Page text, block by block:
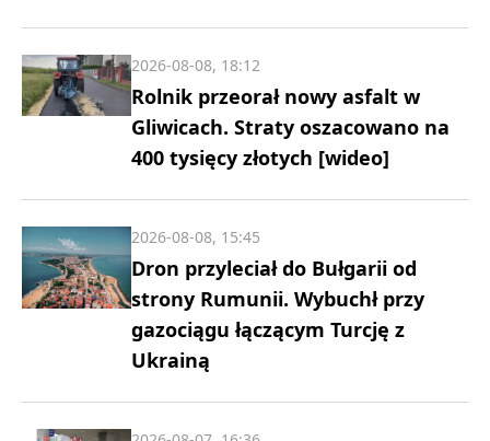
Rolnik przeorał nowy asfalt w
Gliwicach. Straty oszacowano na
400 tysięcy złotych [wideo]
2026-08-08, 18:12
Dron przyleciał do Bułgarii od
strony Rumunii. Wybuchł przy
gazociągu łączącym Turcję z
Ukrainą
2026-08-08, 15:45